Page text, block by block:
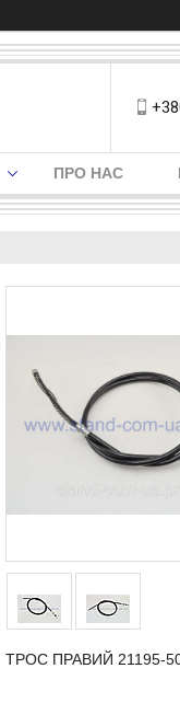
ПРО НАС
ТРОС ПРАВИЙ 21195-